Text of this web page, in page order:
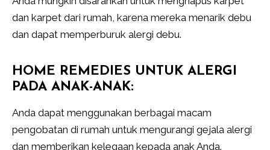
dan karpet dari rumah, karena mereka menarik debu
dan dapat memperburuk alergi debu.
HOME REMEDIES UNTUK ALERGI
PADA ANAK-ANAK:
Anda dapat menggunakan berbagai macam
pengobatan di rumah untuk mengurangi gejala alergi
dan memberikan kelegaan kepada anak Anda.